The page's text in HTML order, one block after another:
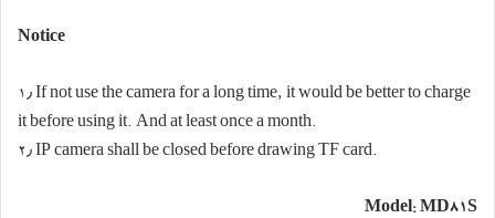
Notice
۱٫ If not use the camera for a long time, it would be better to charge
it before using it. And at least once a month.
۲٫ IP camera shall be closed before drawing TF card.
Model: MD81S